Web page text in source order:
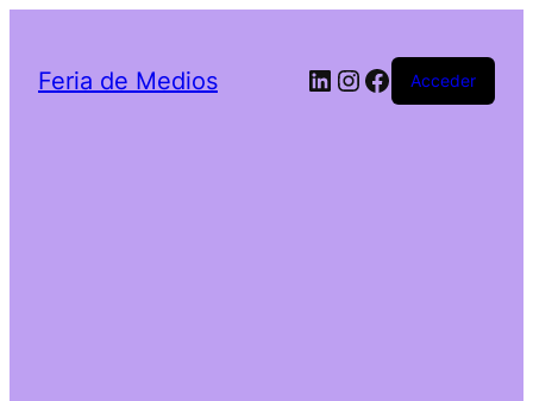
Feria de Medios LinkedIn
Instagram
Facebook
Acceder